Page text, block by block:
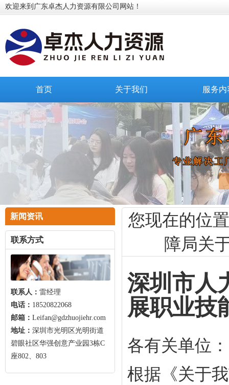
欢迎来到广东卓杰人力资源有限公司网站！
首页 关于我们 服务内
新闻资讯
联系方式
联系人： 雷经理
电话： 18520822068
邮箱： Leifan@gdzhuojiehr.com
地址： 深圳市光明区光明街道
碧眼社区华强创意产业园3栋C
座802、803
您现在的位
障局关
深圳市人
展职业技
各有关单位：
根据《关于